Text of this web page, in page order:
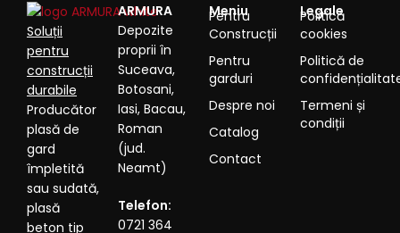
Soluții
pentru
construcții
durabile
Producător
plasă de
gard
împletită
sau sudată,
plasă
beton tip
ARMURA
Depozite
proprii în
Suceava,
Botosani,
Iasi, Bacau,
Roman
(jud.
Neamt)
Telefon:
0721 364
Meniu
Pentru
Construcții
Pentru
garduri
Despre noi
Catalog
Contact
Legale
Politică
cookies
Politică de
Termeni și
condiții